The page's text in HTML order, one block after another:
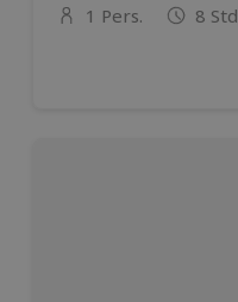
Anzahl der Teilnehmer
1 Pers. 8 Std